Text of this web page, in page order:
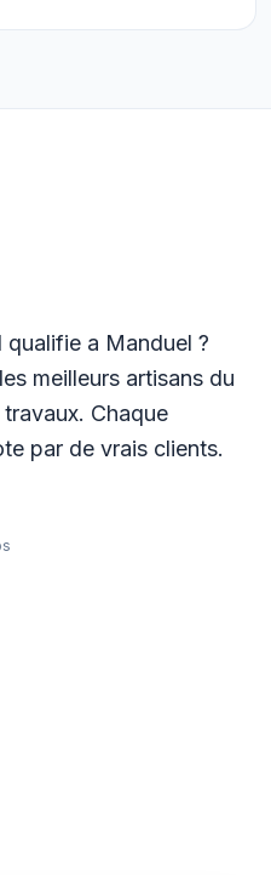
a Manduel ?
meilleurs artisans du
Chaque
par de vrais clients.